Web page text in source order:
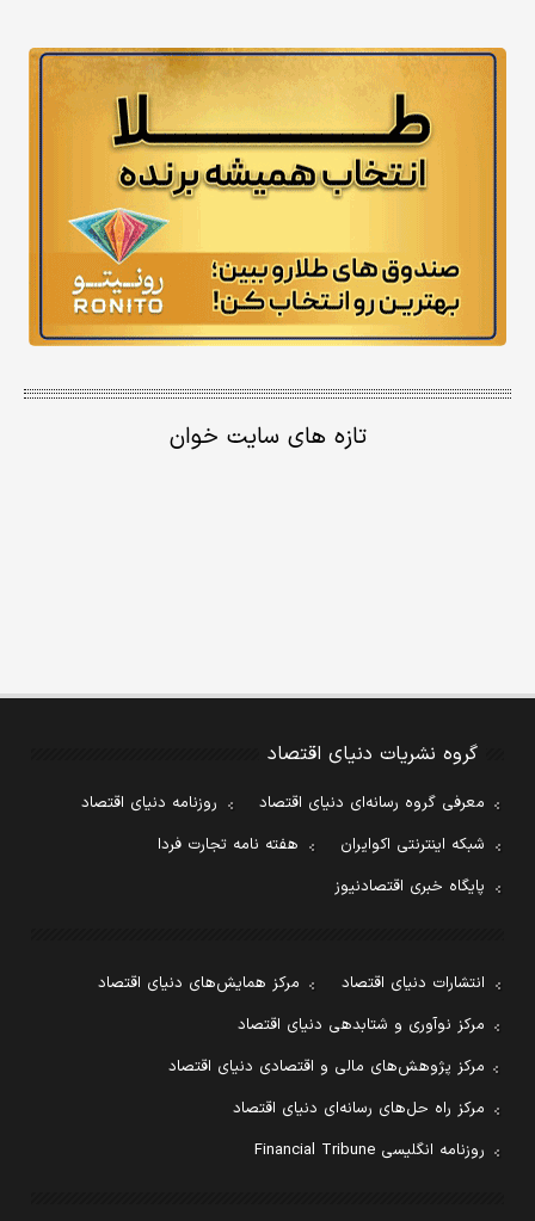
تازه های سایت خوان
گروه نشریات دنیای اقتصاد
معرفی گروه رسانه‌ای دنیای اقتصاد
روزنامه دنیای اقتصاد
شبکه اینترنتی اکوایران
هفته نامه تجارت فردا
پایگاه خبری اقتصادنیوز
انتشارات دنیای اقتصاد
مرکز همایش‌های دنیای اقتصاد
مرکز نوآوری و شتابدهی دنیای اقتصاد
مرکز پژوهش‌های مالی و اقتصادی دنیای اقتصاد
مرکز راه حل‌های رسانه‌ای دنیای اقتصاد
روزنامه انگلیسی Financial Tribune